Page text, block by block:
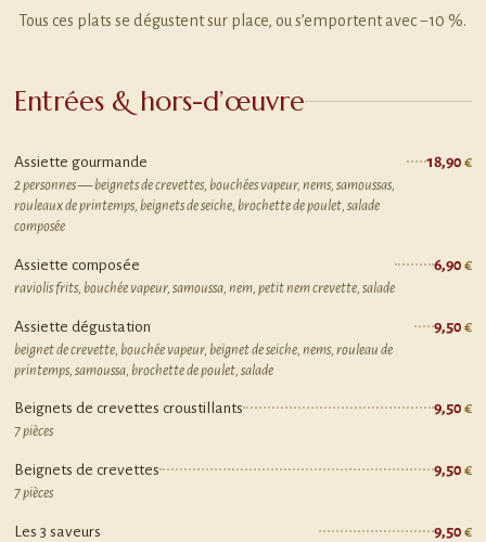
Tous ces plats se dégustent sur place, ou s’emportent avec −10 %.
Entrées & hors-d’œuvre
Assiette gourmande
2 personnes — beignets de crevettes, bouchées vapeur, nems, samoussas,
rouleaux de printemps, beignets de seiche, brochette de poulet, salade
composée
18,90
Assiette composée
raviolis frits, bouchée vapeur, samoussa, nem, petit nem crevette, salade
6,90
Assiette dégustation
beignet de crevette, bouchée vapeur, beignet de seiche, nems, rouleau de
printemps, samoussa, brochette de poulet, salade
9,50
Beignets de crevettes croustillants
7 pièces
9,50
Beignets de crevettes
7 pièces
9,50
Les 3 saveurs 9,50